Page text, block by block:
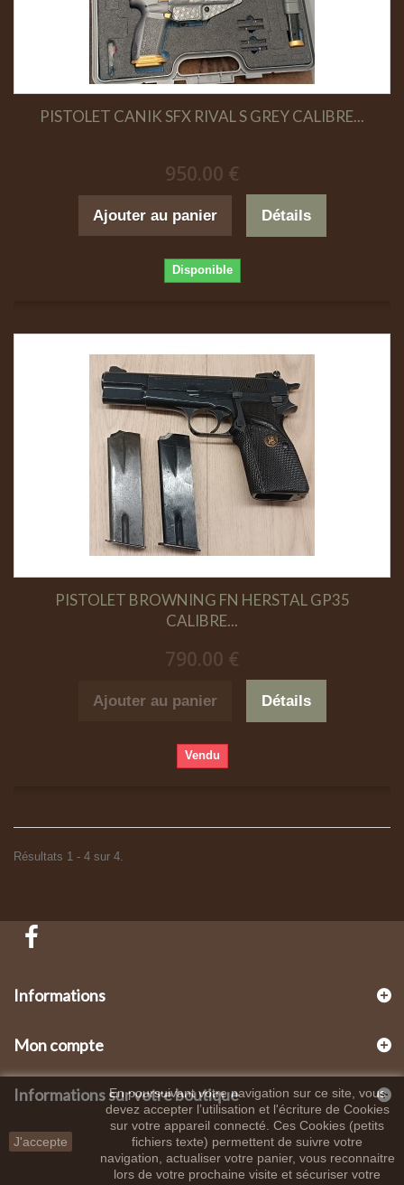
PISTOLET CANIK SFX RIVAL S GREY CALIBRE...
950.00 €
Ajouter au panier Détails
Disponible
PISTOLET BROWNING FN HERSTAL GP35
CALIBRE...
790.00 €
Ajouter au panier Détails
Vendu
Résultats 1 - 4 sur 4.
Informations
Mon compte
Informations sur votre boutique
J'accepte
En poursuivant votre navigation sur ce site, vous
devez accepter l’utilisation et l'écriture de Cookies
sur votre appareil connecté. Ces Cookies (petits
fichiers texte) permettent de suivre votre
navigation, actualiser votre panier, vous reconnaitre
lors de votre prochaine visite et sécuriser votre